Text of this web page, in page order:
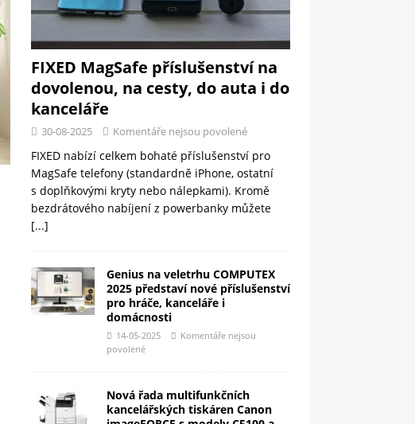
FIXED MagSafe příslušenství na
dovolenou, na cesty, do auta i do
kanceláře
30-08-2025 Komentáře nejsou povolené
FIXED nabízí celkem bohaté příslušenství pro
MagSafe telefony (standardně iPhone, ostatní
s doplňkovými kryty nebo nálepkami). Kromě
bezdrátového nabíjení z powerbanky můžete
[...]
Genius na veletrhu COMPUTEX
2025 představí nové příslušenství
pro hráče, kanceláře i
domácnosti
14-05-2025
Komentáře nejsou
povolené
Nová řada multifunkčních
kancelářských tiskáren Canon